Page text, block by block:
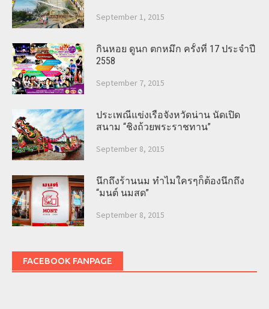
September 1, 2015
กินหอย ดูนก ตกหมึก ครั้งที่ 17 ประจำปี
2558
September 7, 2015
ประเพณีแข่งเรือจังหวัดน่าน นัดเปิด
สนาม “ชิงถ้วยพระราชทาน”
September 8, 2015
นึกถึงร้านนม ทำไมใครๆก็ต้องนึกถึง
“มนต์ นมสด”
September 8, 2015
FACEBOOK FANPAGE